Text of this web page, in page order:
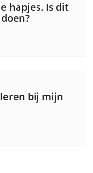
hapjes. Is dit
bij mijn